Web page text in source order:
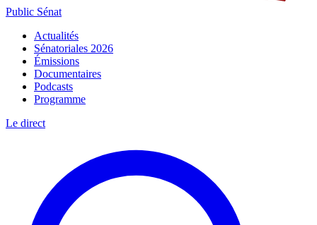
Public Sénat
Actualités
Sénatoriales 2026
Émissions
Documentaires
Podcasts
Programme
Le direct